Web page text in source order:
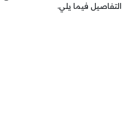
التفاصيل فيما يلي.